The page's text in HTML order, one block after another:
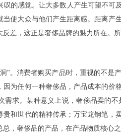
叹的感觉。让大多数人产生可望不
当使大众与他们产生距离感。距离
差，这正是奢侈品牌的魅力所在。
”。消费者购买产品时，重视的不
为任何一种奢侈品，产品成本的
需求。某种意义上说，奢侈品卖的
和世代的精神传承；万宝龙钢笔
，奢侈品的产品，在产品物质核心